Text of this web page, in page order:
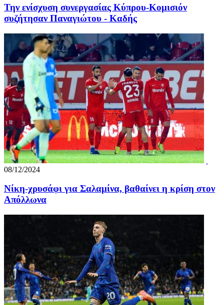
Την ενίσχυση συνεργασίας Κύπρου-Κομισιόν
συζήτησαν Παναγιώτου - Καδής
08/12/2024
Νίκη-χρυσάφι για Σαλαμίνα, βαθαίνει η κρίση στον
Απόλλωνα